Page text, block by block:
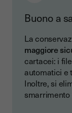
Buono a
La
maggiore
cartacei: i
automatici e
Inoltre, si